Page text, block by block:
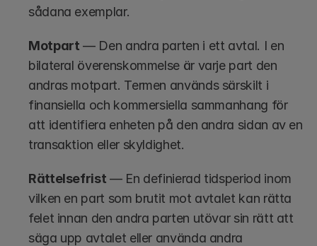
sådana exemplar.
Motpart — Den andra parten i ett avtal. I en
bilateral överenskommelse är varje part den
andras motpart. Termen används särskilt i
finansiella och kommersiella sammanhang för
att identifiera enheten på den andra sidan av en
transaktion eller skyldighet.
Rättelsefrist — En definierad tidsperiod inom
vilken en part som brutit mot avtalet kan rätta
felet innan den andra parten utövar sin rätt att
säga upp avtalet eller använda andra